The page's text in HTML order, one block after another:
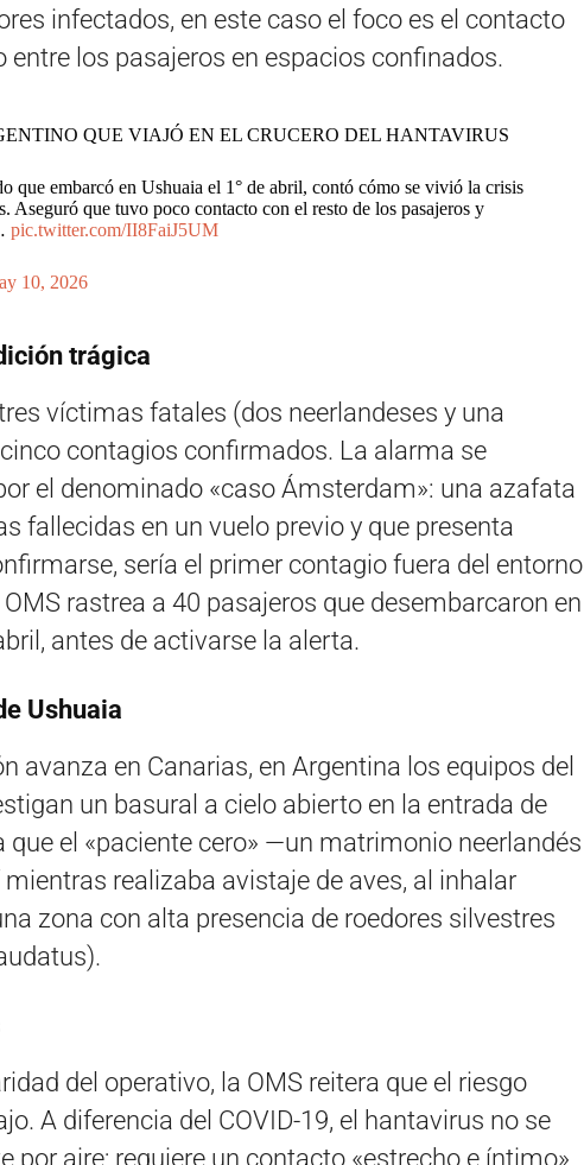
infectados, en este caso el foco es el contacto
entre los pasajeros en espacios confinados.
QUE VIAJÓ EN EL CRUCERO DEL HANTAVIRUS
que embarcó en Ushuaia el 1° de abril, contó cómo se vivió la crisis
Aseguró que tuvo poco contacto con el resto de los pasajeros y
pic.twitter.com/II8FaiJ5UM
10, 2026
trágica
víctimas fatales (dos neerlandeses y una
contagios confirmados. La alarma se
el denominado «caso Ámsterdam»: una azafata
fallecidas en un vuelo previo y que presenta
sería el primer contagio fuera del entorno
rastrea a 40 pasajeros que desembarcaron en
antes de activarse la alerta.
Ushuaia
avanza en Canarias, en Argentina los equipos del
un basural a cielo abierto en la entrada de
que el «paciente cero» —un matrimonio neerlandés
realizaba avistaje de aves, al inhalar
zona con alta presencia de roedores silvestres
del operativo, la OMS reitera que el riesgo
A diferencia del COVID-19, el hantavirus no se
por aire; requiere un contacto «estrecho e íntimo».